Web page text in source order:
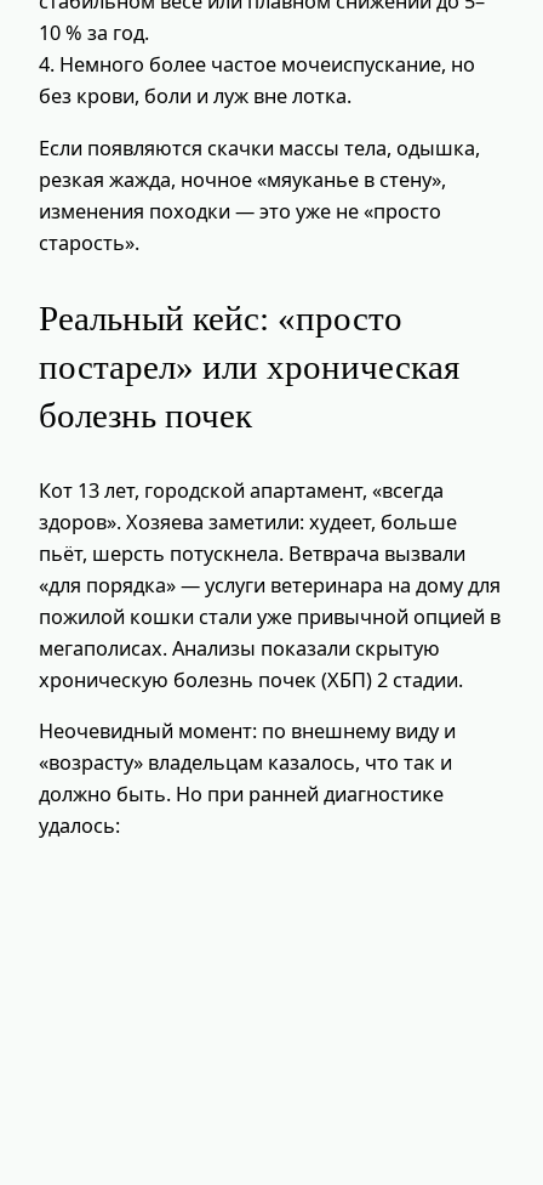
10 % за год.
4. Немного более частое мочеиспускание, но
без крови, боли и луж вне лотка.
Если появляются скачки массы тела, одышка,
резкая жажда, ночное «мяуканье в стену»,
изменения походки — это уже не «просто
старость».
Реальный кейс: «просто
постарел» или хроническая
болезнь почек
Кот 13 лет, городской апартамент, «всегда
здоров». Хозяева заметили: худеет, больше
пьёт, шерсть потускнела. Ветврача вызвали
«для порядка» — услуги ветеринара на дому для
пожилой кошки стали уже привычной опцией в
мегаполисах. Анализы показали скрытую
хроническую болезнь почек (ХБП) 2 стадии.
Неочевидный момент: по внешнему виду и
«возрасту» владельцам казалось, что так и
должно быть. Но при ранней диагностике
удалось: